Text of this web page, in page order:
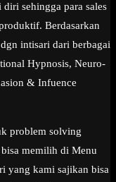
sehingga para sales
Berdasarkan
intisari dari berbagai
Hypnosis, Neuro-
& Infuence
problem solving
memilih di Menu
yang kami sajikan bisa